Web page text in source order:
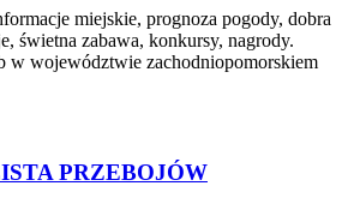
miejskie, prognoza pogody, dobra
świetna zabawa, konkursy, nagrody.
w województwie zachodniopomorskiem
PRZEBOJÓW